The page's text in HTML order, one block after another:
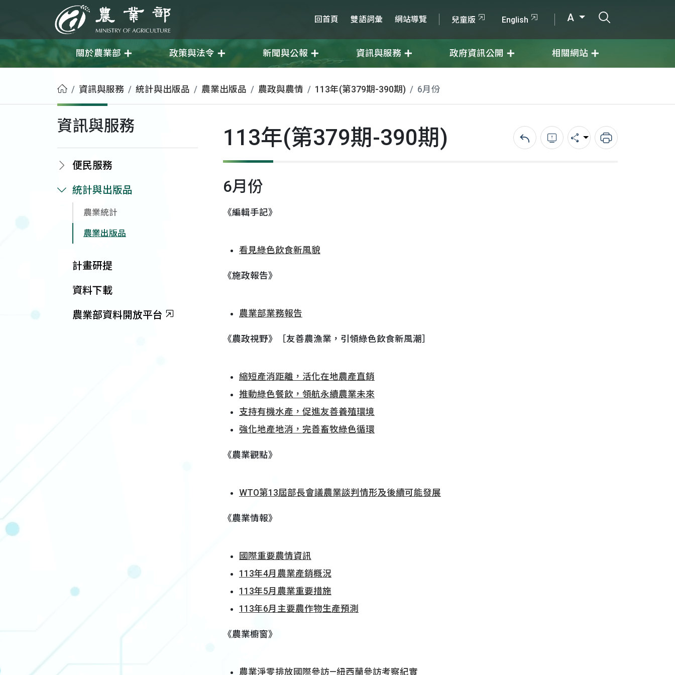
農業部 回首頁 雙語詞彙 網站導覽 兒童版 English A
關於農業部 政策與法令 新聞與公報 資訊與服務 政府資訊公開 相關網站
首頁資訊與服務 統計與出版品 農業出版品 農政與農情 113年(第379期-390期) 6月份
資訊與服務
便民服務
統計與出版品
農業統計
農業出版品
計畫研提
資料下載
農業部資料開放平台
113年(第379期-390期) 回上一頁錯誤回報分享 列印
6月份
《編輯手記》
看見綠色飲食新風貌
《施政報告》
農業部業務報告
《農政視野》［友善農漁業，引領綠色飲食新風潮］
縮短產消距離，活化在地農產直銷
推動綠色餐飲，領航永續農業未來
支持有機水產，促進友善養殖環境
強化地產地消，完善畜牧綠色循環
《農業觀點》
WTO第13屆部長會議農業談判情形及後續可能發展
《農業情報》
國際重要農情資訊
113年4月農業產銷概況
113年5月農業重要措施
113年6月主要農作物生產預測
《農業櫥窗》
農業淨零排放國際參訪—紐西蘭參訪考察紀實